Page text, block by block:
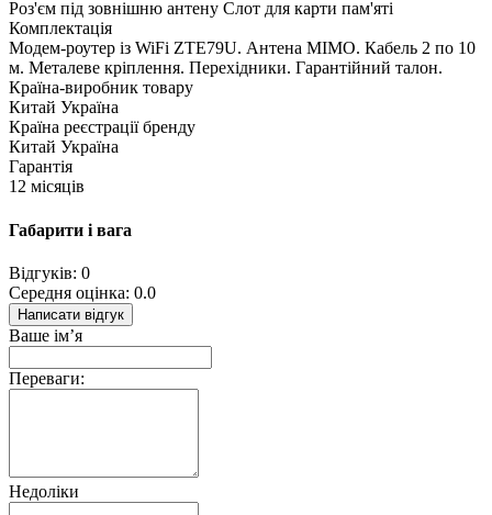
Роз'єм під зовнішню антену Слот для карти пам'яті
Комплектація
Модем-роутер із WiFi ZTE79U. Антена MIMO. Кабель 2 по 10
м. Металеве кріплення. Перехідники. Гарантійний талон.
Країна-виробник товару
Китай Україна
Країна реєстрації бренду
Китай Україна
Гарантія
12 місяців
Габарити і вага
Відгуків: 0
Середня оцінка: 0.0
Написати відгук
Ваше ім’я
Переваги:
Недоліки